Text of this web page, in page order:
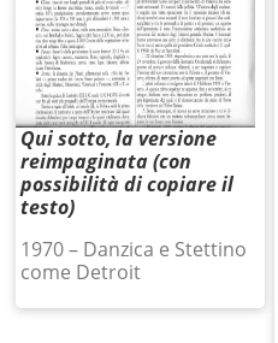
Qui sotto, la versione
reimpaginata (con
possibilità di copiare il
testo)
1970 – Danzica e Stettino
come Detroit